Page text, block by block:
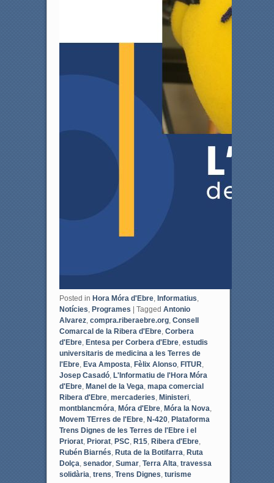
Posted in Hora Móra d'Ebre, Informatius,
Notícies, Programes Tagged Antonio
Alvarez, compra.riberaebre.org, Consell
Comarcal de la Ribera d'Ebre, Corbera
d'Ebre, Entesa per Corbera d'Ebre, estudis
universitaris de medicina a les Terres de
l'Ebre, Eva Amposta, Fèlix Alonso, FITUR,
Josep Casadó, L'Informatiu de l'Hora Móra
d'Ebre, Manel de la Vega, mapa comercial
Ribera d'Ebre, mercaderies, Ministeri,
montblancmóra, Móra d'Ebre, Móra la Nova,
Movem TErres de l'Ebre, N-420, Plataforma
Trens Dignes de les Terres de l'Ebre i el
Priorat, Priorat, PSC, R15, Ribera d'Ebre,
Rubén Biarnés, Ruta de la Botifarra, Ruta
Dolça, senador, Sumar, Terra Alta, travessa
solidària, trens, Trens Dignes, turisme